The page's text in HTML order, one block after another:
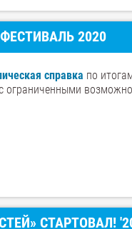
2020
справка по
ограниченными
СТАРТОВАЛ!